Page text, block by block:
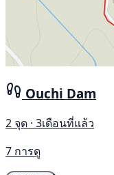
Ouchi Dam
2 จุด · 3เดือนที่แล้ว
7 การดู